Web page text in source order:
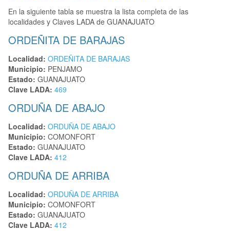
En la siguiente tabla se muestra la lista completa de las
localidades y Claves LADA de GUANAJUATO
ORDEÑITA DE BARAJAS
Localidad: ORDEÑITA DE BARAJAS
Municipio: PENJAMO
Estado: GUANAJUATO
Clave LADA: 469
ORDUÑA DE ABAJO
Localidad: ORDUÑA DE ABAJO
Municipio: COMONFORT
Estado: GUANAJUATO
Clave LADA: 412
ORDUÑA DE ARRIBA
Localidad: ORDUÑA DE ARRIBA
Municipio: COMONFORT
Estado: GUANAJUATO
Clave LADA: 412